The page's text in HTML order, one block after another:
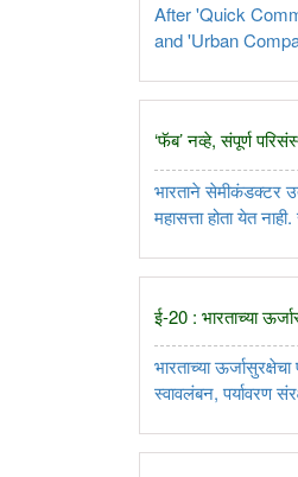
After 'Quick
and 'Urban
‘फॅब‌’ नव्हे, संपूर्ण
भारताने सेमीकंडक्टर
महासत्ता होता येत
ई-20 : भारताच्या
भारताच्या
स्वावलंबन, पर्यावरण